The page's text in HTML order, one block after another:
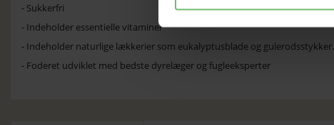
- Sukkerfri
- Indeholder essentielle vitaminer
- Indeholder naturlige lækkerier som eukalyptusblade og gulerodsstykker.
- Foderet udviklet med bedste dyrelæger og fugleeksperter